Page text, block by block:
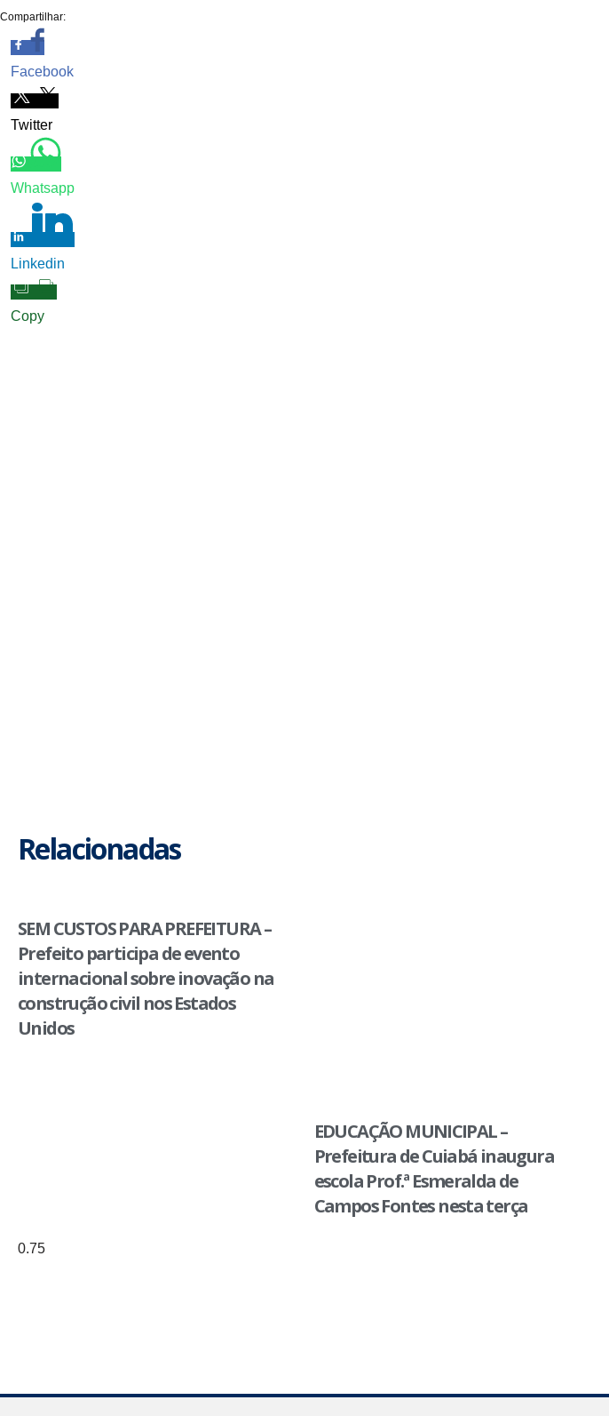
Compartilhar:
Facebook
Twitter
Whatsapp
Linkedin
Copy
Relacionadas
SEM CUSTOS PARA PREFEITURA –
Prefeito participa de evento
internacional sobre inovação na
construção civil nos Estados
Unidos
EDUCAÇÃO MUNICIPAL –
Prefeitura de Cuiabá inaugura
escola Prof.ª Esmeralda de
Campos Fontes nesta terça